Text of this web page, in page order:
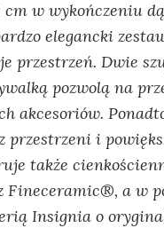
cm w wykończeniu
elegancki
przestrzeń. Dwie
pozwolą na
akcesoriów.
przestrzeni i
także
Fineceramic®, a w
Insignia o